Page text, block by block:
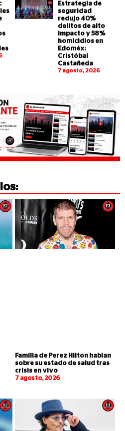
Estrategia de
seguridad
redujo 40%
delitos de alto
impacto y 58%
homicidios en
Edoméx:
Cristóbal
Castañeda
7 agosto, 2026
:
Familia de Perez Hilton hablan
sobre su estado de salud tras
crisis en vivo
7 agosto, 2026